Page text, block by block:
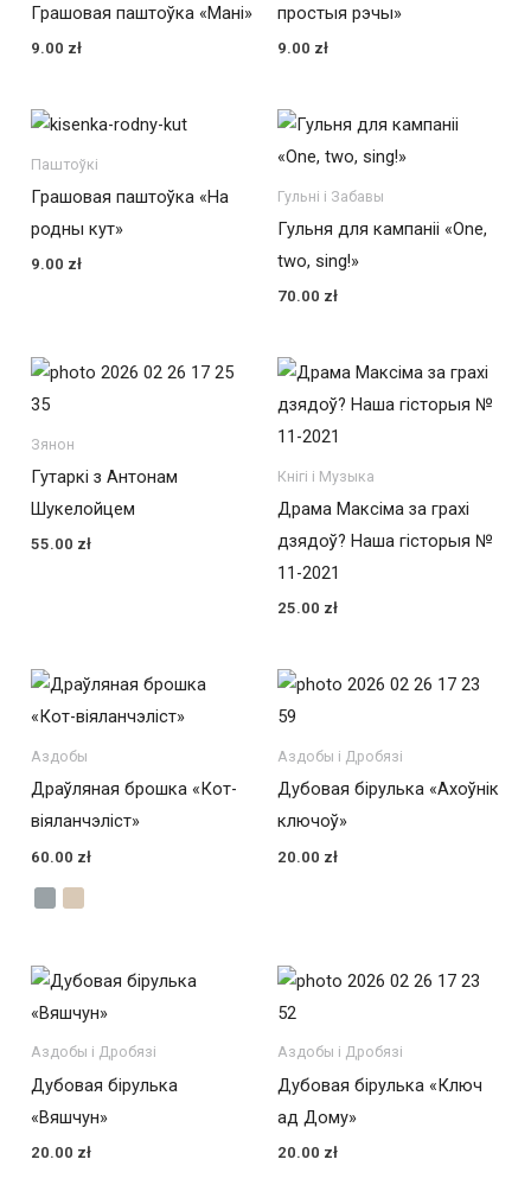
Грашовая паштоўка «Мані»
9.00 zł
простыя рэчы»
9.00 zł
Паштоўкі
Грашовая паштоўка «На
родны кут»
9.00 zł
Гульні і Забавы
Гульня для кампаніі «One,
two, sing!»
70.00 zł
Зянон
Гутаркі з Антонам
Шукелойцем
55.00 zł
Кнігі і Музыка
Драма Максіма за грахі
дзядоў? Наша гісторыя №
11-2021
25.00 zł
Аздобы
Драўляная брошка «Кот-
віяланчэліст»
60.00 zł
Аздобы і Дробязі
Дубовая бірулька «Ахоўнік
ключоў»
20.00 zł
Аздобы і Дробязі
Дубовая бірулька
«Вяшчун»
20.00 zł
Аздобы і Дробязі
Дубовая бірулька «Ключ
ад Дому»
20.00 zł